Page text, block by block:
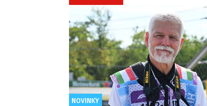
NOVINKY